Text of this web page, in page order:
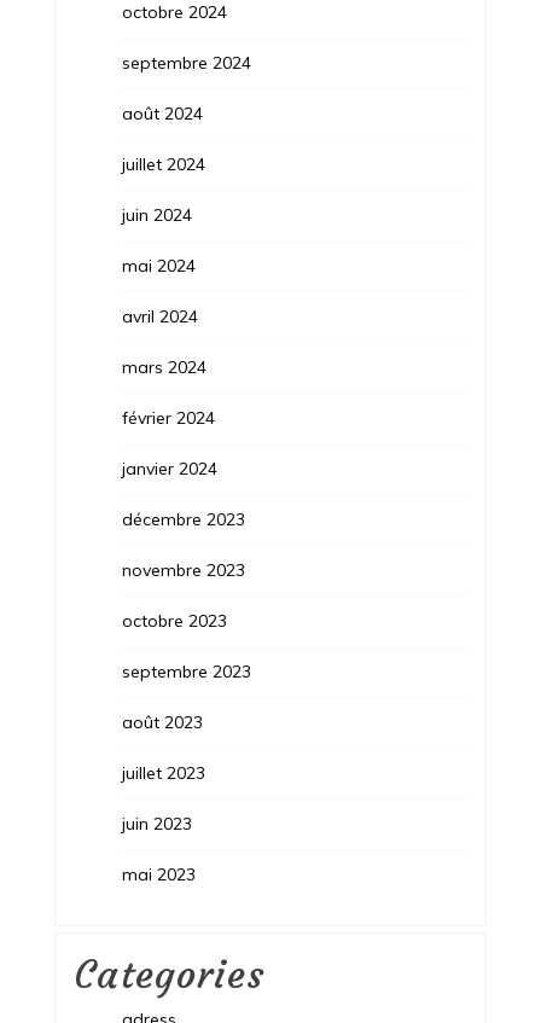
octobre 2024
septembre 2024
août 2024
juillet 2024
juin 2024
mai 2024
avril 2024
mars 2024
février 2024
janvier 2024
décembre 2023
novembre 2023
octobre 2023
septembre 2023
août 2023
juillet 2023
juin 2023
mai 2023
Categories